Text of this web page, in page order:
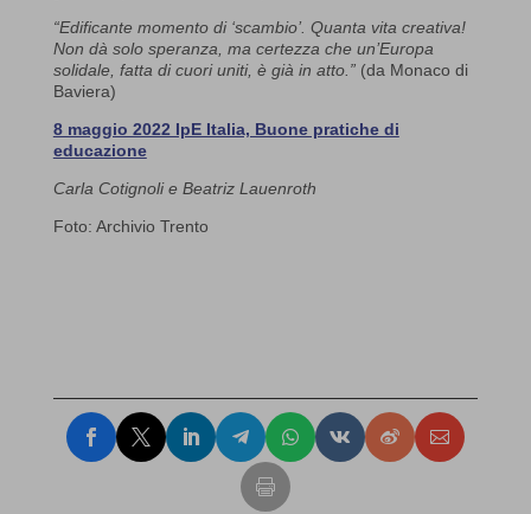
“Edificante momento di ‘scambio’. Quanta vita creativa!
Non dà solo speranza, ma certezza che un’Europa
solidale, fatta di cuori uniti, è già in atto.” (da Monaco di
Baviera)
8 maggio 2022 IpE Italia, Buone pratiche di
educazione
Carla Cotignoli e Beatriz Lauenroth
Foto: Archivio Trento